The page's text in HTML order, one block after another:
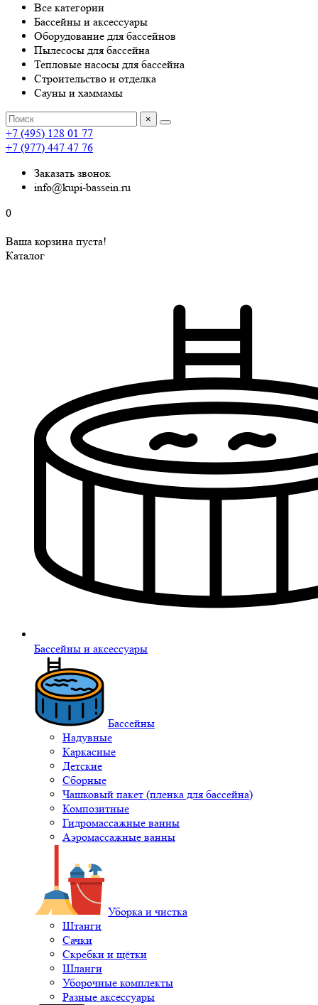
Все категории
Бассейны и аксессуары
Оборудование для бассейнов
Пылесосы для бассейна
Тепловые насосы для бассейна
Строительство и отделка
Сауны и хаммамы
×
+7 (495) 128 01 77
+7 (977) 447 47 76
Заказать звонок
info@kupi-bassein.ru
0
Ваша корзина пуста!
Каталог
Бассейны и аксессуары
Бассейны
Надувные
Каркасные
Детские
Сборные
Чашковый пакет (пленка для бассейна)
Композитные
Гидромассажные ванны
Аэромассажные ванны
Уборка и чистка
Штанги
Сачки
Скребки и щётки
Шланги
Уборочные комплекты
Разные аксессуары